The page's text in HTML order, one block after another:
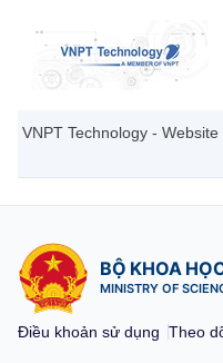
Trang thông tin tổng hợp về
BỘ KHOA
MINISTRY OF
Điều khoản sử dụng Theo